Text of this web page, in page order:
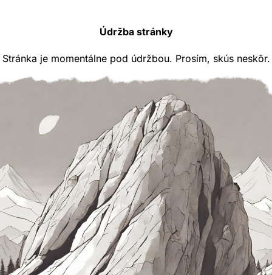
Údržba stránky
Stránka je momentálne pod údržbou. Prosím, skús neskôr.